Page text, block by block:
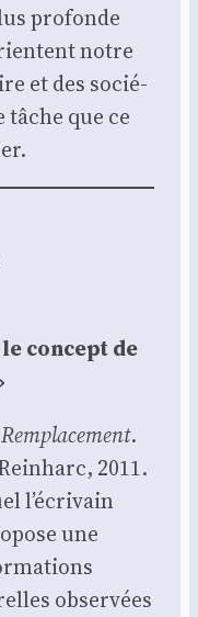
pro­fonde
notre
et des socié­
tâche que ce
concept de
.
2011.
l’écrivain
une
obser­vées